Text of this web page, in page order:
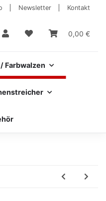
Newsletter Kontakt
0,00 €
Farbwalzen